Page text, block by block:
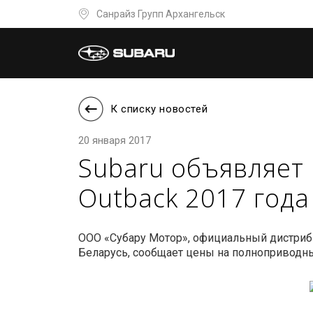
Санрайз Групп Архангельск
К списку новостей
20 января 2017
Subaru
Outback 2017 года
ООО «Субару Мотор», официальный
Беларусь, сообщает цены на